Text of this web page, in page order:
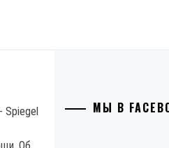
МЫ В